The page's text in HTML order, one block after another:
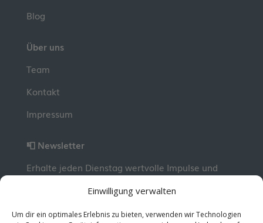
Einwilligung verwalten
Um dir ein optimales Erlebnis zu bieten, verwenden wir Technologien
Blog
Über uns
Team
Kontakt
Impressum
📮 Newsletter
Erhalte jeden Dienstag wertvolle Impulse und
kostenlos abonnieren!